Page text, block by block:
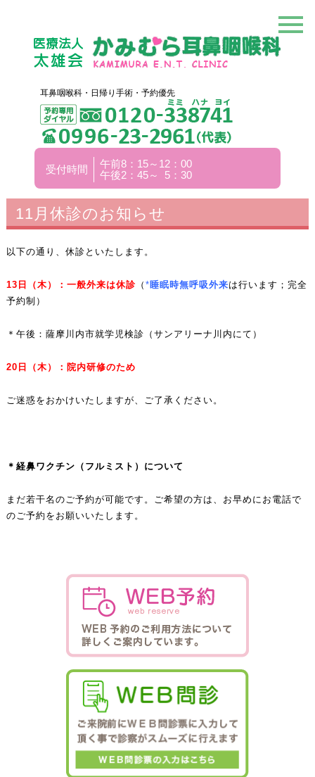
耳鼻咽喉科・日帰り手術・予約優先
受付時間
午前8：15～12：00
午後2：45～ 5：30
11月休診のお知らせ
以下の通り、休診といたします。
13日（木）：一般外来は休診 （ * 睡眠時無呼吸外来は行います；完全
予約制）
＊午後：薩摩川内市就学児検診（サンアリーナ川内にて）
20日（木）：院内研修のため
ご迷惑をおかけいたしますが、ご了承ください。
＊経鼻ワクチン（フルミスト）について
まだ若干名のご予約が可能です。ご希望の方は、お早めにお電話で
のご予約をお願いいたします。